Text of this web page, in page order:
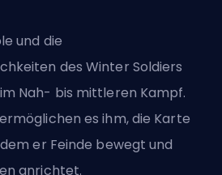
und die
des Winter Soldiers
Nah- bis mittleren Kampf.
es ihm, die Karte
er Feinde bewegt und
anrichtet.